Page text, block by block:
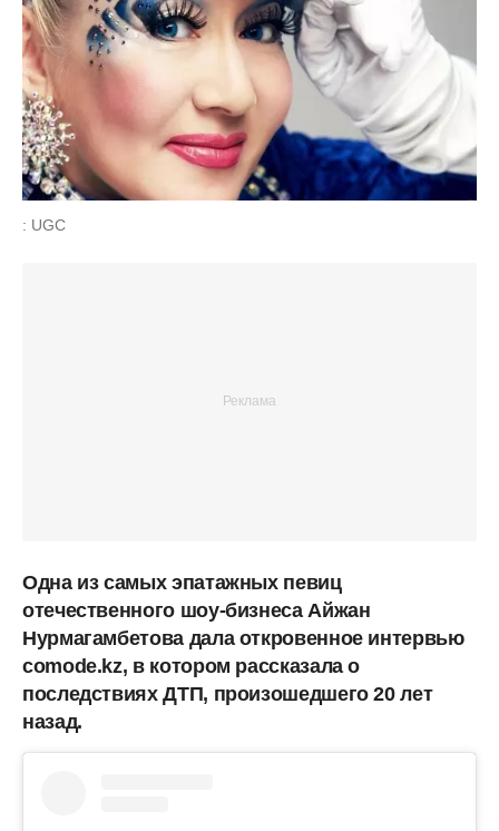
: UGC
Одна из самых эпатажных певиц
отечественного шоу-бизнеса Айжан
Нурмагамбетова дала откровенное интервью
comode.kz, в котором рассказала о
последствиях ДТП, произошедшего 20 лет
назад.